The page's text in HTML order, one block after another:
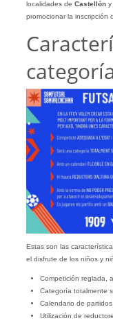
localidades de Castellóny
promocionar la inscripción
Estas son las
el disfrute de los niños y
Competición reglada,
Categoría totalmente
Calendario de
Utilización de